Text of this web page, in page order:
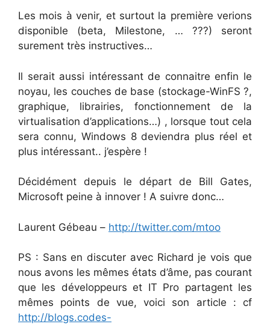
Les mois à venir, et surtout la première verions
disponible (beta, Milestone, … ???) seront
surement très instructives…
Il serait aussi intéressant de connaitre enfin le
noyau, les couches de base (stockage-WinFS ?,
graphique, librairies, fonctionnement de la
virtualisation d’applications…) , lorsque tout cela
sera connu, Windows 8 deviendra plus réel et
plus intéressant.. j’espère !
Décidément depuis le départ de Bill Gates,
Microsoft peine à innover ! A suivre donc…
Laurent Gébeau – http://twitter.com/mtoo
PS : Sans en discuter avec Richard je vois que
nous avons les mêmes états d’âme, pas courant
que les développeurs et IT Pro partagent les
mêmes points de vue, voici son article : cf
http://blogs.codes-